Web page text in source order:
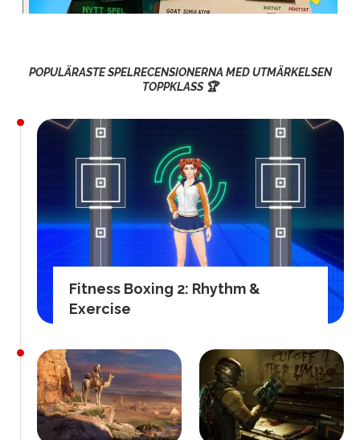
POPULÄRASTE SPELRECENSIONERNA MED UTMÄRKELSEN
TOPPKLASS 🏆
Fitness Boxing 2: Rhythm &
Exercise